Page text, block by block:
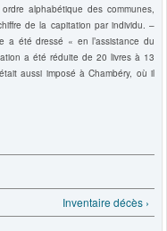
alphabétique des communes,
de la capitation par individu. –
été dressé « en l’assistance du
a été réduite de 20 livres à 13
aussi imposé à Chambéry, où il
Inventaire décès ›